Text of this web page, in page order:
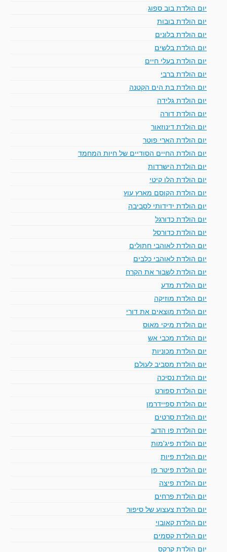
יום הולדת בוב ספוג
יום הולדת בובות
יום הולדת בלונים
יום הולדת בלשים
יום הולדת בעלי חיים
יום הולדת ברבי
יום הולדת בת הים הקטנה
יום הולדת גלידה
יום הולדת דורה
יום הולדת דינוזאור
יום הולדת הארי פוטר
יום הולדת החיים הסודיים של חיות המחמד
יום הולדת הישרדות
יום הולדת הלו קיטי
יום הולדת הקוסם מארץ עוץ
יום הולדת ידידותי לסביבה
יום הולדת כדורגל
יום הולדת כדורסל
יום הולדת לאוהבי חתולים
יום הולדת לאוהבי כלבים
יום הולדת לשבור את הקרח
יום הולדת מדע
יום הולדת מוזיקה
יום הולדת מוצאים את דורי
יום הולדת מיקי מאוס
יום הולדת מכבי אש
יום הולדת מכוניות
יום הולדת מסביב לעולם
יום הולדת נסיכה
יום הולדת ספורט
יום הולדת ספיידרמן
יום הולדת סרטים
יום הולדת פו הדוב
יום הולדת פיג'מות
יום הולדת פיות
יום הולדת פיטר פן
יום הולדת פיצה
יום הולדת פרחים
יום הולדת צעצוע של סיפור
יום הולדת קאובוי
יום הולדת קסמים
יום הולדת קרקס